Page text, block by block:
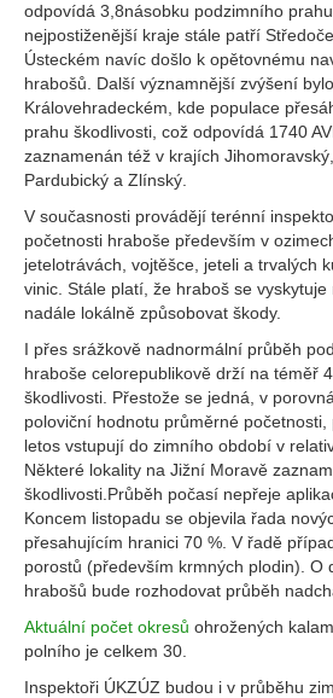
odpovídá 3,8násobku podzimního
nejpostiženější kraje stále patří
Ústeckém navíc došlo k opětovnému
hrabošů. Další významnější zvýšení
Královehradeckém, kde populace
prahu škodlivosti, což odpovídá 1740
zaznamenán též v krajích
Pardubický a Zlínský.
V současnosti provádějí terénní
početnosti hraboše především v
jetelotrávách, vojtěšce, jeteli a trvalých
vinic. Stále platí, že hraboš se
nadále lokálně způsobovat škody.
I přes srážkově nadnormální průběh
hraboše celorepublikově drží na téměř
škodlivosti. Přestože se jedná, v
poloviční hodnotu průměrné
letos vstupují do zimního období v
Některé lokality na Jižní Moravě
škodlivosti.Průběh počasí nepřeje
Koncem listopadu se objevila řada
přesahujícím hranici 70 %. V řadě
porostů (především krmných plodin). O
hrabošů bude rozhodovat průběh
Aktuální počet okresů ohrožených
polního je celkem 30.
Inspektoři ÚKZÚZ budou i v průběhu